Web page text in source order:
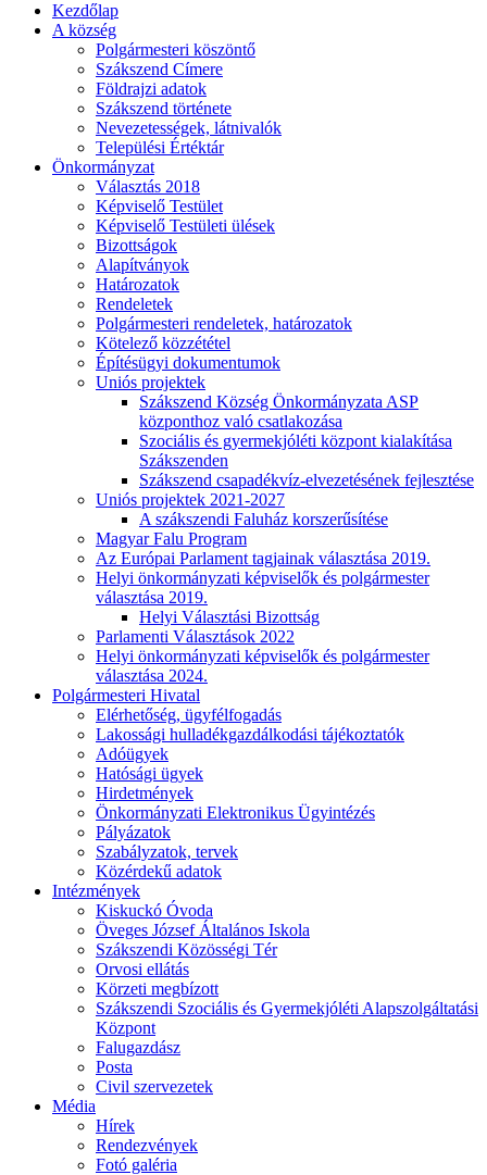
Kezdőlap
A község
Polgármesteri köszöntő
Szákszend Címere
Földrajzi adatok
Szákszend története
Nevezetességek, látnivalók
Települési Értéktár
Önkormányzat
Választás 2018
Képviselő Testület
Képviselő Testületi ülések
Bizottságok
Alapítványok
Határozatok
Rendeletek
Polgármesteri rendeletek, határozatok
Kötelező közzététel
Építésügyi dokumentumok
Uniós projektek
Szákszend Község Önkormányzata ASP
központhoz való csatlakozása
Szociális és gyermekjóléti központ kialakítása
Szákszenden
Szákszend csapadékvíz-elvezetésének fejlesztése
Uniós projektek 2021-2027
A szákszendi Faluház korszerűsítése
Magyar Falu Program
Az Európai Parlament tagjainak választása 2019.
Helyi önkormányzati képviselők és polgármester
választása 2019.
Helyi Választási Bizottság
Parlamenti Választások 2022
Helyi önkormányzati képviselők és polgármester
választása 2024.
Polgármesteri Hivatal
Elérhetőség, ügyfélfogadás
Lakossági hulladékgazdálkodási tájékoztatók
Adóügyek
Hatósági ügyek
Hirdetmények
Önkormányzati Elektronikus Ügyintézés
Pályázatok
Szabályzatok, tervek
Közérdekű adatok
Intézmények
Kiskuckó Óvoda
Öveges József Általános Iskola
Szákszendi Közösségi Tér
Orvosi ellátás
Körzeti megbízott
Szákszendi Szociális és Gyermekjóléti Alapszolgáltatási
Központ
Falugazdász
Posta
Civil szervezetek
Média
Hírek
Rendezvények
Fotó galéria